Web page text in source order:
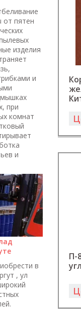
П-
от пятен
изделия
и
при
комнат
и
в
, ул